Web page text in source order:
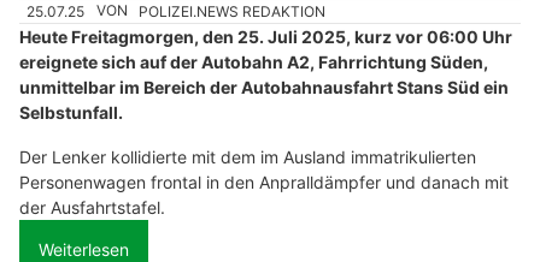
25.07.25 VON POLIZEI.NEWS REDAKTION
Heute Freitagmorgen, den 25. Juli 2025, kurz vor 06:00 Uhr
ereignete sich auf der Autobahn A2, Fahrrichtung Süden,
unmittelbar im Bereich der Autobahnausfahrt Stans Süd ein
Selbstunfall.
Der Lenker kollidierte mit dem im Ausland immatrikulierten
Personenwagen frontal in den Anpralldämpfer und danach mit
der Ausfahrtstafel.
Weiterlesen